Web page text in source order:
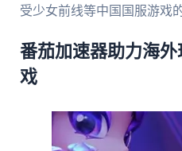
受少女前线等中国国服游戏
番茄加速器助力海
戏